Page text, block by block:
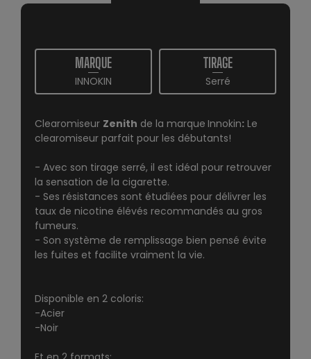
MARQUE
INNOKIN
TIRAGE
Serré
Clearomiseur Zenith de la marque Innokin: Le
clearomiseur parfait pour les débutants!
- Avec son tirage serré, il est idéal pour retrouver
la sensation de la cigarette.
- Ses résistances sont étudiées pour délivrer les
taux de nicotine élévés recommandés au gros
fumeurs.
- Son système de remplissage bien pensé évite
les fuites et facilite vraiment la vie.
Disponible en 2 coloris:
-Acier
-Noir